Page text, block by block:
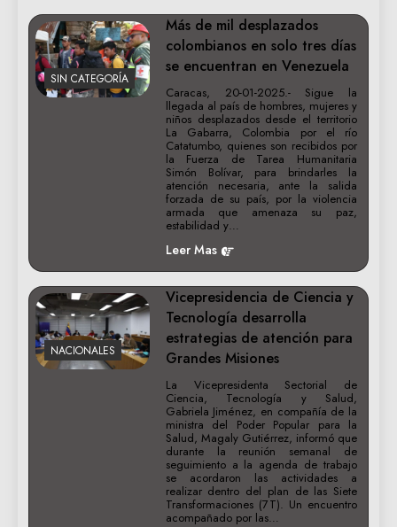
SIN CATEGORÍA
Más de mil desplazados
colombianos en solo tres días
se encuentran en Venezuela
Caracas, 20-01-2025.- Sigue la
llegada al país de hombres, mujeres y
niños desplazados desde el territorio
La Gabarra, Colombia por el río
Catatumbo, quienes son recibidos por
la Fuerza de Tarea Humanitaria
Simón Bolívar, para brindarles la
atención necesaria, ante la salida
forzada de su país, por la violencia
armada que amenaza su paz,
estabilidad y…
Leer Mas
NACIONALES
Vicepresidencia de Ciencia y
Tecnología desarrolla
estrategias de atención para
Grandes Misiones
La Vicepresidenta Sectorial de
Ciencia, Tecnología y Salud,
Gabriela Jiménez, en compañía de la
ministra del Poder Popular para la
Salud, Magaly Gutiérrez, informó que
durante la reunión semanal de
seguimiento a la agenda de trabajo
se acordaron las actividades a
realizar dentro del plan de las Siete
Transformaciones (7T). Un encuentro
acompañado por las…